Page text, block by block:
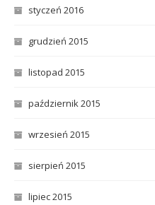
styczeń 2016
grudzień 2015
listopad 2015
październik 2015
wrzesień 2015
sierpień 2015
lipiec 2015